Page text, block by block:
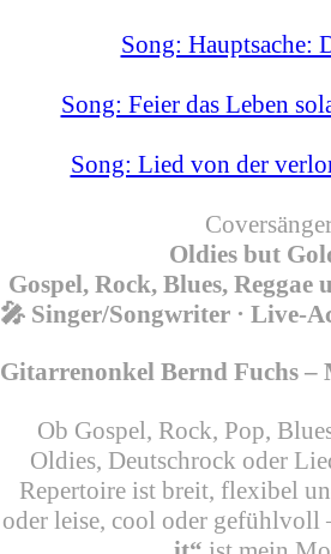
Song: Hauptsache:
Song: Feier das Leben
Song: Lied von der
Oldies but
Gospel, Rock, Blues, Reggae
🎤 Singer/Songwriter · Live-
Gitarrenonkel Bernd Fuchs –
Ob Gospel, Rock, Pop,
Oldies, Deutschrock oder
Repertoire ist breit, flexibel
oder leise, cool oder gefühlvoll